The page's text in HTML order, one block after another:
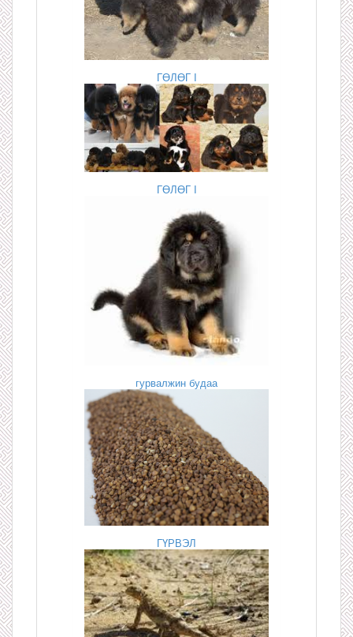
ГӨЛӨГ I
ГӨЛӨГ I
гурвалжин будаа
ГҮРВЭЛ